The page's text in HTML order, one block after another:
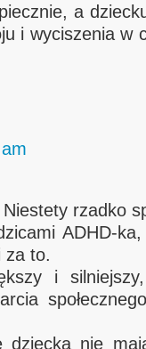
a
i wyciszenia w
rzadko
ADHD-
za to.
i
nie